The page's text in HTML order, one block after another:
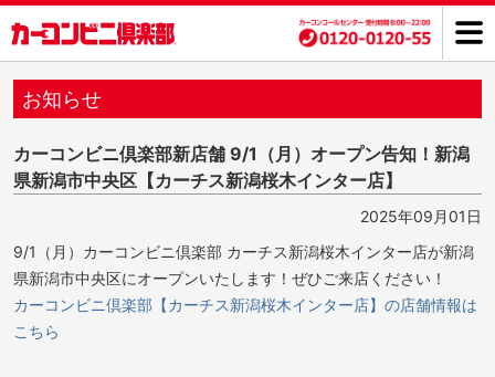
お知らせ
カーコンビニ倶楽部新店舗 9/1（月）オープン告知！新潟
県新潟市中央区【カーチス新潟桜木インター店】
2025年09月01日
9/1（月）カーコンビニ倶楽部 カーチス新潟桜木インター店が新潟
県新潟市中央区にオープンいたします！ぜひご来店ください！
カーコンビニ倶楽部【カーチス新潟桜木インター店】の店舗情報は
こちら